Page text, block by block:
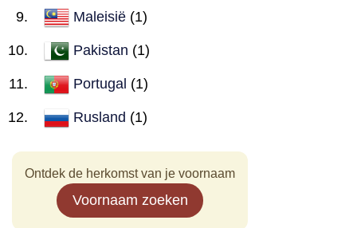
Maleisië (1)
Pakistan (1)
Portugal (1)
Rusland (1)
Ontdek de herkomst van je voornaam
Voornaam zoeken